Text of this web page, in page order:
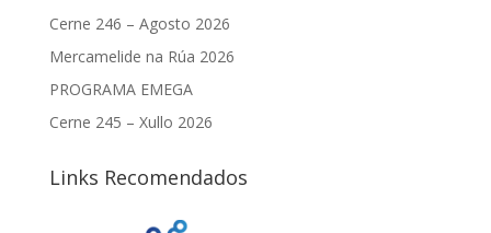
Cerne 246 – Agosto 2026
Mercamelide na Rúa 2026
PROGRAMA EMEGA
Cerne 245 – Xullo 2026
Links Recomendados